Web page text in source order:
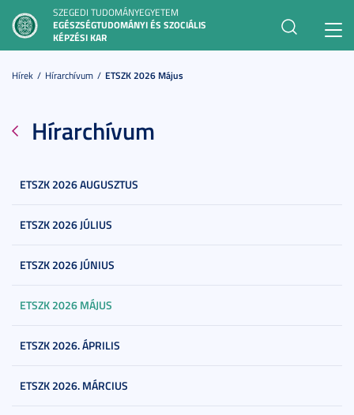
SZEGEDI TUDOMÁNYEGYETEM
EGÉSZSÉGTUDOMÁNYI ÉS SZOCIÁLIS
KÉPZÉSI KAR
Hírek Hírarchívum ETSZK 2026 Május
Hírarchívum
ETSZK 2026 AUGUSZTUS
ETSZK 2026 JÚLIUS
ETSZK 2026 JÚNIUS
ETSZK 2026 MÁJUS
ETSZK 2026. ÁPRILIS
ETSZK 2026. MÁRCIUS